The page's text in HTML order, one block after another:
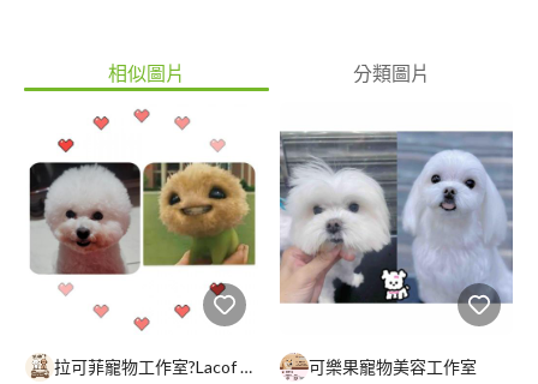
相似圖片 分類圖片
拉可菲寵物工作室?Lacof Pet Studio 可樂果寵物美容工作室